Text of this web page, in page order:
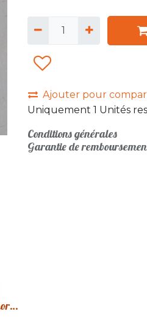
Ajouter pour
Uniquement 1 Unités
Conditions générales
Garantie de
Tête attelage remorque 45